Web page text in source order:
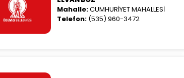
Mahalle:CUMHURİYET MAHALLESİ
Telefon: (535) 960-3472